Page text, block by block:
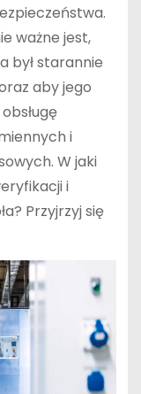
ważne jest,
był starannie
aby jego
i
W jaki
i
Przyjrzyj się